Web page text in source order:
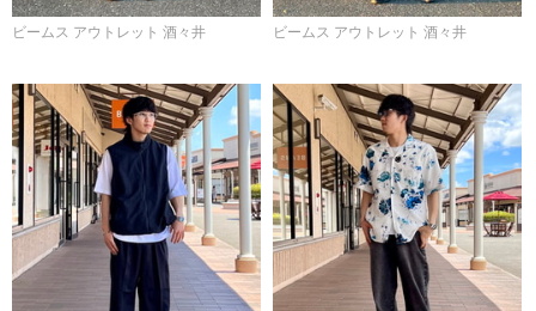
ビームス アウトレット 酒々井 ビームス アウトレット 酒々井